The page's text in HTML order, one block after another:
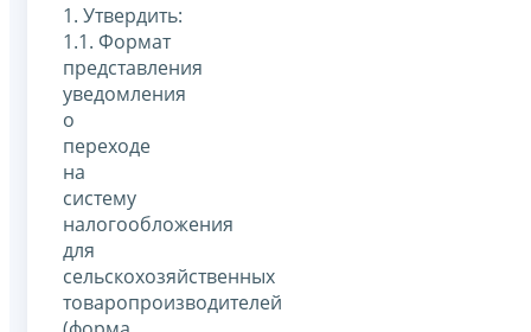
1. Утвердить:
1.1. Формат
представления
уведомления
о
переходе
на
систему
налогообложения
для
сельскохозяйственных
товаропроизводителей